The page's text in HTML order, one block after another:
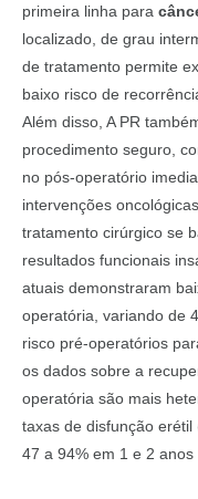
primeira linha para
localizado, de grau
de tratamento permite
baixo risco de
Além disso, A PR
procedimento seguro,
no pós-operatório
intervenções
tratamento cirúrgico se
resultados funcionais
atuais demonstraram
operatória, variando de
risco pré-operatórios
os dados sobre a
operatória são mais
taxas de disfunção
47 a 94% em 1 e 2